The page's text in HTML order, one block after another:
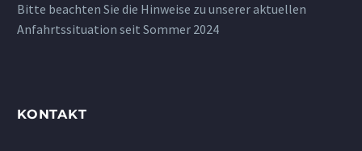
Bitte beachten Sie die Hinweise zu unserer aktuellen
Anfahrtssituation seit Sommer 2024
KONTAKT